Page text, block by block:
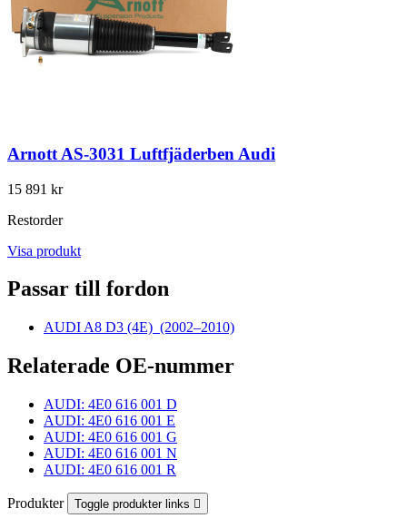
Arnott AS-3031 Luftfjäderben Audi
15 891 kr
Restorder
Visa produkt
Passar till fordon
AUDI A8 D3 (4E) (2002–2010)
Relaterade OE-nummer
AUDI: 4E0 616 001 D
AUDI: 4E0 616 001 E
AUDI: 4E0 616 001 G
AUDI: 4E0 616 001 N
AUDI: 4E0 616 001 R
Produkter Toggle produkter links 